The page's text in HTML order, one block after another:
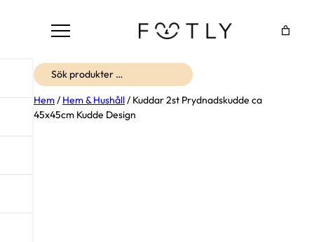
Sök
Hem / Hem & Hushåll / Kuddar 2st Prydnadskudde ca
45x45cm Kudde Design